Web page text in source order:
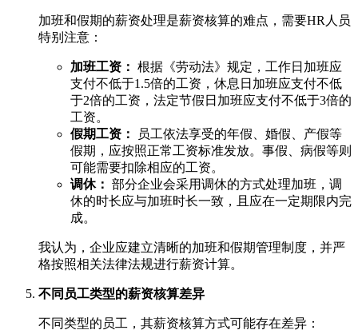
加班和假期的薪资处理是薪资核算的难点，需要HR人员
特别注意：
加班工资： 根据《劳动法》规定，工作日加班应
支付不低于1.5倍的工资，休息日加班应支付不低
于2倍的工资，法定节假日加班应支付不低于3倍的
工资。
假期工资：
员工依法享受的年假、婚假、产假等
假期，应按照正常工资标准发放。事假、病假等则
可能需要扣除相应的工资。
调休： 部分企业会采用调休的方式处理加班，调
休的时长应与加班时长一致，且应在一定期限内完
成。
我认为，企业应建立清晰的加班和假期管理制度，并严
格按照相关法律法规进行薪资计算。
不同员工类型的薪资核算差异
不同类型的员工，其薪资核算方式可能存在差异：